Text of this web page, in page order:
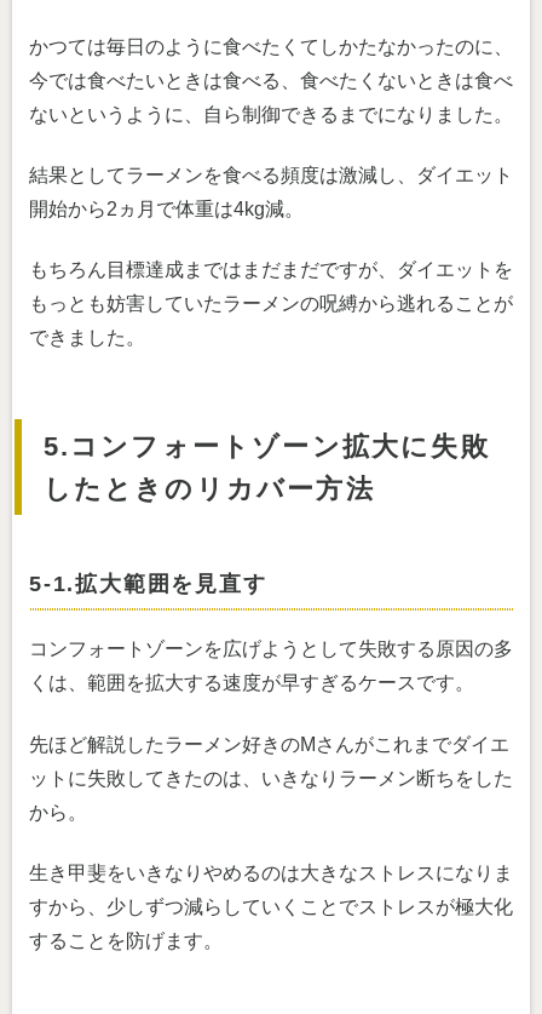
かつては毎日のように食べたくてしかたなかったのに、
今では食べたいときは食べる、食べたくないときは食べ
ないというように、自ら制御できるまでになりました。
結果としてラーメンを食べる頻度は激減し、ダイエット
開始から2ヵ月で体重は4kg減。
もちろん目標達成まではまだまだですが、ダイエットを
もっとも妨害していたラーメンの呪縛から逃れることが
できました。
5.コンフォートゾーン拡大に失敗
したときのリカバー方法
5-1.拡大範囲を見直す
コンフォートゾーンを広げようとして失敗する原因の多
くは、範囲を拡大する速度が早すぎるケースです。
先ほど解説したラーメン好きのMさんがこれまでダイエ
ットに失敗してきたのは、いきなりラーメン断ちをした
から。
生き甲斐をいきなりやめるのは大きなストレスになりま
すから、少しずつ減らしていくことでストレスが極大化
することを防げます。